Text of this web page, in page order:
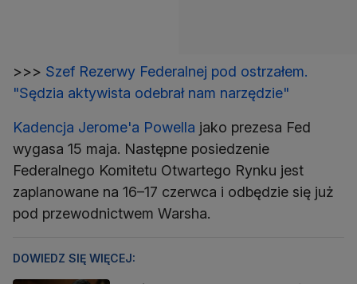
>>> Szef Rezerwy Federalnej pod ostrzałem.
"Sędzia aktywista odebrał nam narzędzie"
Kadencja Jerome'a Powella jako prezesa Fed
wygasa 15 maja. Następne posiedzenie
Federalnego Komitetu Otwartego Rynku jest
zaplanowane na 16–17 czerwca i odbędzie się już
pod przewodnictwem Warsha.
DOWIEDZ SIĘ WIĘCEJ: